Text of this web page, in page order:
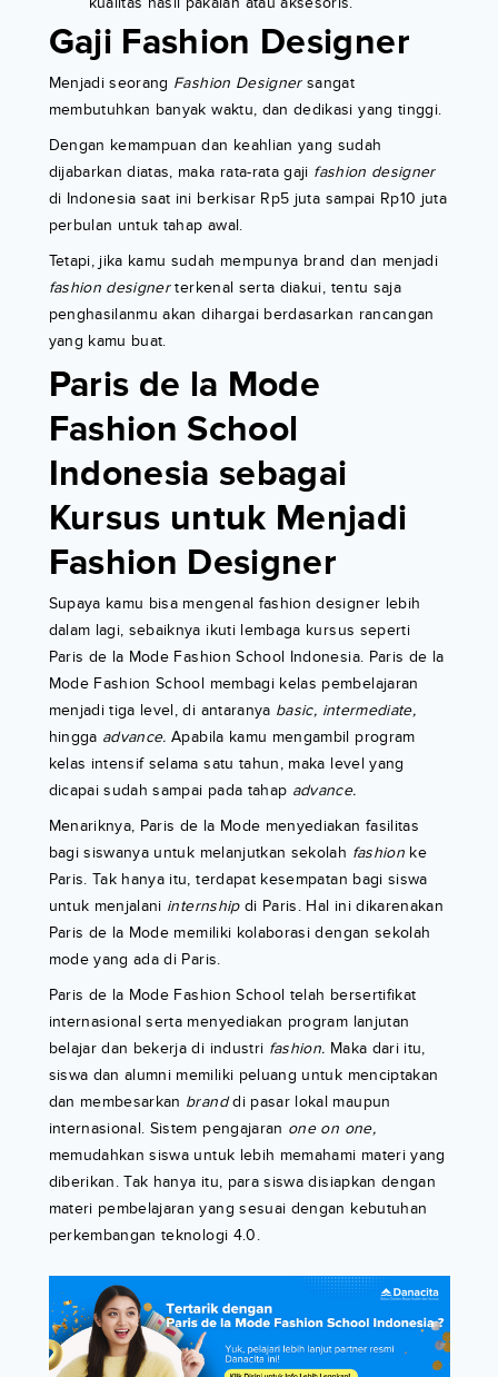
Gaji Fashion Designer
Menjadi seorang Fashion Designersangat
membutuhkan banyak waktu, dan dedikasi yang tinggi.
Dengan kemampuan dan keahlian yang sudah
dijabarkan diatas, maka rata-rata gaji fashion designer
di Indonesia saat ini berkisar Rp5 juta sampai Rp10 juta
perbulan untuk tahap awal.
Tetapi, jika kamu sudah mempunya brand dan menjadi
fashion designerterkenal serta diakui, tentu saja
penghasilanmu akan dihargai berdasarkan rancangan
yang kamu buat.
Paris de la Mode
Fashion School
Indonesia sebagai
Kursus untuk Menjadi
Fashion Designer
Supaya kamu bisa mengenal fashion designer lebih
dalam lagi, sebaiknya ikuti lembaga kursus seperti
Paris de la Mode Fashion School Indonesia. Paris de la
Mode Fashion School membagi kelas pembelajaran
menjadi tiga level, di antaranya basic, intermediate,
hingga advance.Apabila kamu mengambil program
kelas intensif selama satu tahun, maka level yang
dicapai sudah sampai pada tahap advance.
Menariknya, Paris de la Mode menyediakan fasilitas
bagi siswanya untuk melanjutkan sekolah fashion ke
Paris. Tak hanya itu, terdapat kesempatan bagi siswa
untuk menjalani internship di Paris. Hal ini dikarenakan
Paris de la Mode memiliki kolaborasi dengan sekolah
mode yang ada di Paris.
Paris de la Mode Fashion School telah bersertifikat
internasional serta menyediakan program lanjutan
belajar dan bekerja di industri fashion. Maka dari itu,
siswa dan alumni memiliki peluang untuk menciptakan
dan membesarkan branddi pasar lokal maupun
internasional. Sistem pengajaran one on one,
memudahkan siswa untuk lebih memahami materi yang
diberikan. Tak hanya itu, para siswa disiapkan dengan
materi pembelajaran yang sesuai dengan kebutuhan
perkembangan teknologi 4.0.